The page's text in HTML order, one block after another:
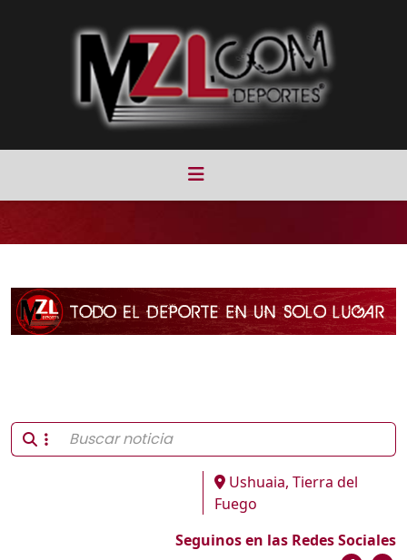
Ushuaia, Tierra del
Fuego
Seguinos en las Redes Sociales